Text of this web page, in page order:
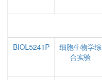
BIOL5241P
细胞生物学综
合实验